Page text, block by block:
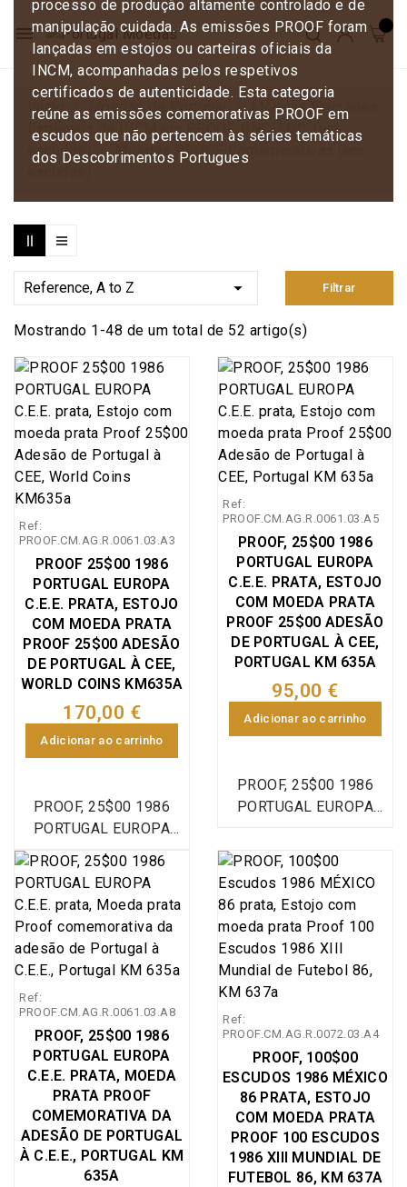
menu
Início Moedas de Portugal
Moedas Emissões
Especiais da INCM em PROOF, BNC, FDC. (em
escudos)
Moedas PROOF Comemorativas (em
processo de produção altamente controlado e de
manipulação cuidada. As emissões PROOF foram
lançadas em estojos ou carteiras oficiais da
INCM, acompanhadas pelos respetivos
certificados de autenticidade. Esta categoria
reúne as emissões comemorativas PROOF em
escudos que não pertencem às séries temáticas
dos Descobrimentos Portugues
Reference, A to Z  Filtrar
Mostrando 1-48 de um total de 52 artigo(s)
Ref:
PROOF.CM.AG.R.0061.03.A3
PROOF 25$00 1986
PORTUGAL EUROPA
C.E.E. PRATA, ESTOJO
COM MOEDA PRATA
PROOF 25$00 ADESÃO
DE PORTUGAL À CEE,
WORLD COINS KM635A
170,00 €
Adicionar ao carrinho
PROOF, 25$00 1986
PORTUGAL EUROPA
C.E.E. prata, Estojo com
moeda prata Proof
25$00 Adesão de
Portugal à CEE, KM
635a, moeda
comemorativa da
adesão de Portugal à
C.E.E 25$00 prata Proof
em estojo, emissão
especial da Imprensa
Nacional Casa da
Moeda (INCM), World
Coins Portugal
KM#635a
Ref:
PROOF.CM.AG.R.0061.03.A5
PROOF, 25$00 1986
PORTUGAL EUROPA
C.E.E. PRATA, ESTOJO
COM MOEDA PRATA
PROOF 25$00 ADESÃO
DE PORTUGAL À CEE,
PORTUGAL KM 635A
95,00 €
Adicionar ao carrinho
PROOF, 25$00 1986
PORTUGAL EUROPA
moeda prata Proof
25$00 Adesão de
Portugal à CEE, KM
635a, moeda
comemorativa da
adesão de Portugal à
C.E.E 25$00 prata Proof
em estojo, emissão
especial da Imprensa
Nacional Casa da
Moeda (INCM), World
Coins Portugal
KM#635a
Ref:
PROOF.CM.AG.R.0061.03.A8
PROOF, 25$00 1986
PORTUGAL EUROPA
C.E.E. PRATA, MOEDA
PRATA PROOF
COMEMORATIVA DA
ADESÃO DE PORTUGAL
À C.E.E., PORTUGAL KM
635A
Ref:
PROOF.CM.AG.R.0072.03.A4
PROOF, 100$00
ESCUDOS 1986 MÉXICO
86 PRATA, ESTOJO
COM MOEDA PRATA
PROOF 100 ESCUDOS
1986 XIII MUNDIAL DE
FUTEBOL 86, KM 637A